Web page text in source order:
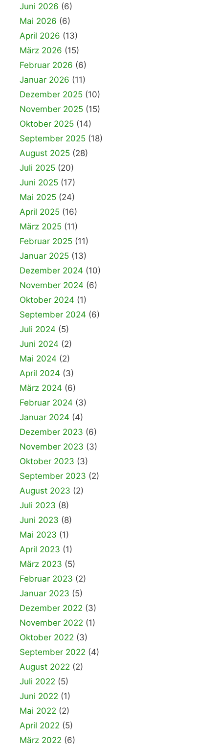
Juni 2026 (6)
Mai 2026 (6)
April 2026 (13)
März 2026 (15)
Februar 2026 (6)
Januar 2026 (11)
Dezember 2025 (10)
November 2025 (15)
Oktober 2025 (14)
September 2025 (18)
August 2025 (28)
Juli 2025 (20)
Juni 2025 (17)
Mai 2025 (24)
April 2025 (16)
März 2025 (11)
Februar 2025 (11)
Januar 2025 (13)
Dezember 2024 (10)
November 2024 (6)
Oktober 2024 (1)
September 2024 (6)
Juli 2024 (5)
Juni 2024 (2)
Mai 2024 (2)
April 2024 (3)
März 2024 (6)
Februar 2024 (3)
Januar 2024 (4)
Dezember 2023 (6)
November 2023 (3)
Oktober 2023 (3)
September 2023 (2)
August 2023 (2)
Juli 2023 (8)
Juni 2023 (8)
Mai 2023 (1)
April 2023 (1)
März 2023 (5)
Februar 2023 (2)
Januar 2023 (5)
Dezember 2022 (3)
November 2022 (1)
Oktober 2022 (3)
September 2022 (4)
August 2022 (2)
Juli 2022 (5)
Juni 2022 (1)
Mai 2022 (2)
April 2022 (5)
März 2022 (6)